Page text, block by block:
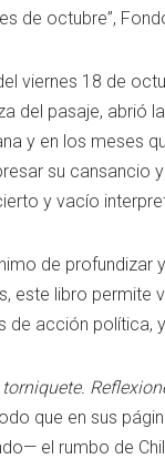
de octubre”,
viernes 18 de
del pasaje, abrió
y en los meses
su cansancio
y vacío
de profundizar
este libro permite
de acción política,
que en sus
el rumbo de